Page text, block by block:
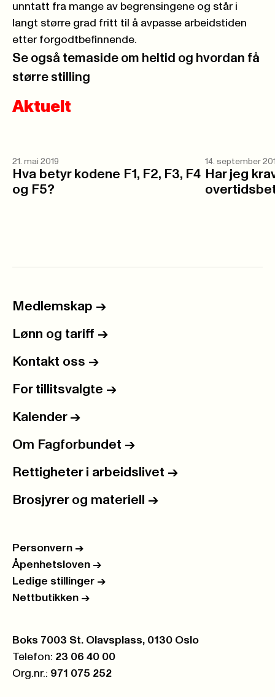
unntatt fra mange av begrensingene og står i
langt større grad fritt til å avpasse arbeidstiden
etter forgodtbefinnende.
Se også temaside om heltid og hvordan få
større stilling
Aktuelt
21. mai 2019
Hva betyr kodene F1, F2, F3, F4
og F5?
14. september
Har jeg
Medlemskap ->
Lønn og tariff ->
Kontakt oss ->
For tillitsvalgte ->
Kalender ->
Om Fagforbundet ->
Rettigheter i arbeidslivet ->
Brosjyrer og materiell ->
Personvern ->
Åpenhetsloven ->
Ledige stillinger ->
Nettbutikken ->
Postboks:
Boks 7003 St. Olavsplass, 0130 Oslo
Telefon: 23 06 40 00
Org.nr.: 971 075 252